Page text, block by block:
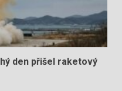
den přišel raketový